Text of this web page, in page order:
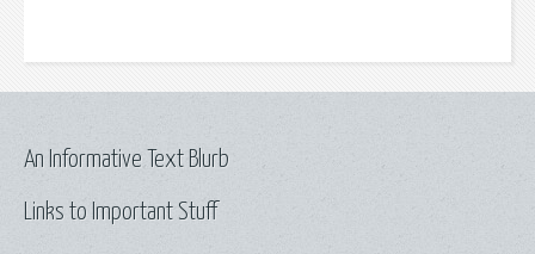
Links to Important Stuff
An Informative Text Blurb